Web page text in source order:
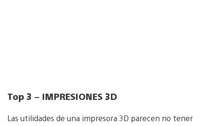
Top 3 – IMPRESIONES 3D
Las utilidades de una impresora 3D parecen no tener